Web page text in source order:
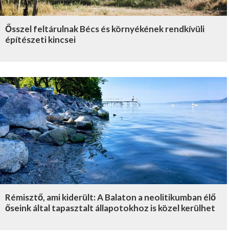
Ősszel feltárulnak Bécs és környékének rendkívüli
építészeti kincsei
Rémisztő, ami kiderült: A Balaton a neolitikumban élő
őseink által tapasztalt állapotokhoz is közel kerülhet